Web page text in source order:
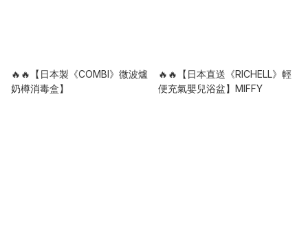
🔥🔥【日本製《COMBI》微波爐
奶樽消毒盒】
🔥🔥【日本直送《RICHELL》輕
便充氣嬰兒浴盆】MIFFY